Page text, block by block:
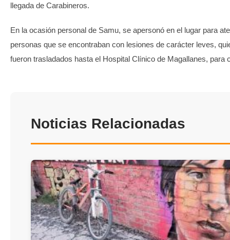
llegada de Carabineros.
En la ocasión personal de Samu, se apersonó en el lugar para
personas que se encontraban con lesiones de carácter leves,
fueron trasladados hasta el Hospital Clínico de Magallanes, para
Noticias Relacionadas